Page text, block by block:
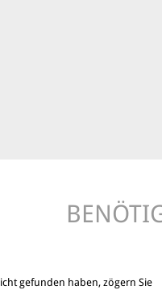
gefunden haben, zögern Sie